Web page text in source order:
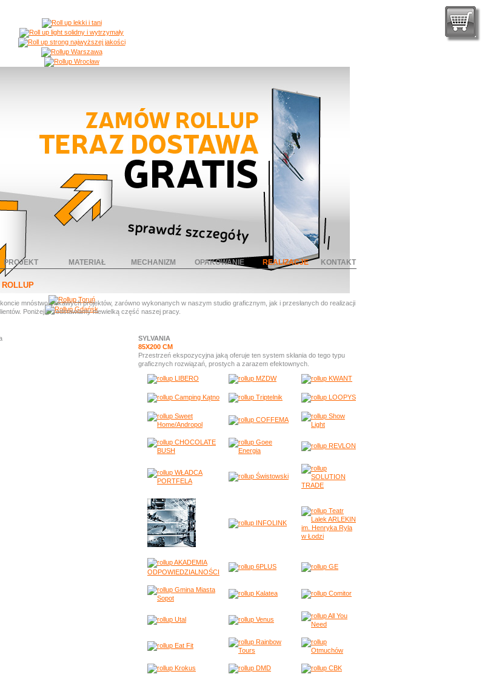
PROJEKT MATERIAŁ MECHANIZM OPAKOWANIE REALIZACJE KONTAKT
mnóstwo ciekawych projektów, zarówno wykonanych w naszym studio graficznym, jak i przesłanych do realizacji
Poniżej przedstawiamy niewielką część naszej pracy.
SYLVANIA
85X200 CM
Przestrzeń ekspozycyjna jaką oferuje ten system skłania do tego typu
graficznych rozwiązań, prostych a zarazem efektownych.